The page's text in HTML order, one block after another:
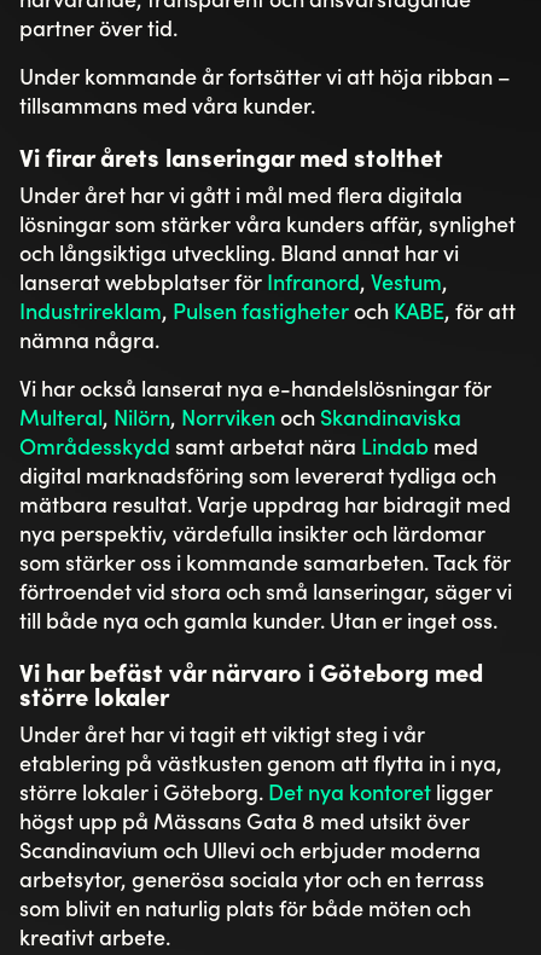
partner över tid.
Under kommande år fortsätter vi att höja ribban –
tillsammans med våra kunder.
Vi firar årets lanseringar med stolthet
Under året har vi gått i mål med flera digitala
lösningar som stärker våra kunders affär, synlighet
och långsiktiga utveckling. Bland annat har vi
lanserat webbplatser för Infranord, Vestum,
Industrireklam, Pulsen fastigheteroch KABE, för att
nämna några.
Vi har också lanserat nya e-handelslösningar för
Multeral, Nilörn, Norrvikenoch Skandinaviska
Områdesskydd samt arbetat nära Lindab med
digital marknadsföring som levererat tydliga och
mätbara resultat. Varje uppdrag har bidragit med
nya perspektiv, värdefulla insikter och lärdomar
som stärker oss i kommande samarbeten. Tack för
förtroendet vid stora och små lanseringar, säger vi
till både nya och gamla kunder. Utan er inget oss.
Vi har befäst vår närvaro i Göteborg med
större lokaler
Under året har vi tagit ett viktigt steg i vår
etablering på västkusten genom att flytta in i nya,
större lokaler i Göteborg. Det nya kontoret ligger
högst upp på Mässans Gata 8 med utsikt över
Scandinavium och Ullevi och erbjuder moderna
arbetsytor, generösa sociala ytor och en terrass
som blivit en naturlig plats för både möten och
kreativt arbete.